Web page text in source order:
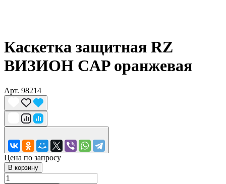
Каскетка защитная RZ
ВИЗИОН CAP оранжевая
Арт. 98214
Цена по запросу
В корзину